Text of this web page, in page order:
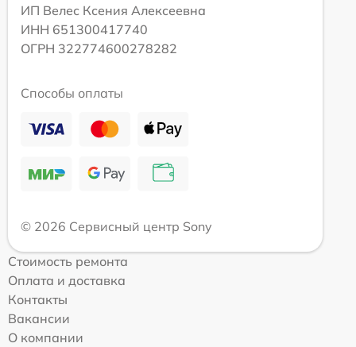
ИП Велес Ксения Алексеевна
ИНН 651300417740
ОГРН 322774600278282
Способы оплаты
© 2026 Сервисный центр Sony
Стоимость ремонта
Оплата и доставка
Контакты
Вакансии
О компании